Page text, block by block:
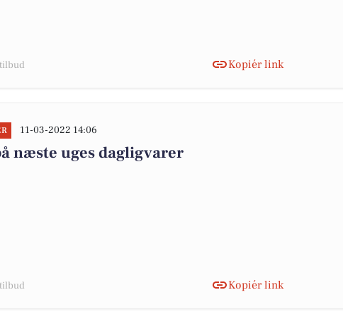
Kopiér link
11-03-2022 14:06
næste uges dagligvarer
Kopiér link